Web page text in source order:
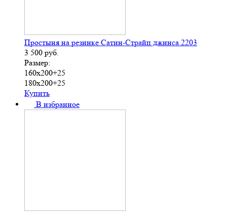
Простыня на резинке Сатин-Страйп джинса 2203
3 500 руб.
Размер:
160х200+25
180х200+25
Купить
В избранное